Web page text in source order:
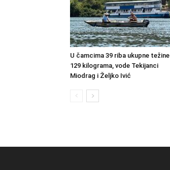
U čamcima 39 riba ukupne težine
129 kilograma, vode Tekijanci
Miodrag i Željko Ivić